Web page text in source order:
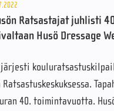
Ratsastajat juhlisti
Husö Dressage
järjesti
40. toimintavuotta.